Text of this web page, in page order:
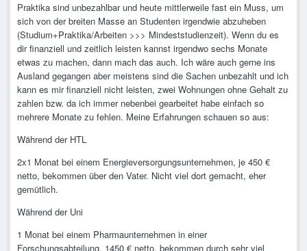
Praktika sind unbezahlbar und heute mittlerweile fast ein Muss, um
sich von der breiten Masse an Studenten irgendwie abzuheben
(Studium+Praktika/Arbeiten >>> Mindeststudienzeit). Wenn du es
dir finanziell und zeitlich leisten kannst irgendwo sechs Monate
etwas zu machen, dann mach das auch. Ich wäre auch gerne ins
Ausland gegangen aber meistens sind die Sachen unbezahlt und ich
kann es mir finanziell nicht leisten, zwei Wohnungen ohne Gehalt zu
zahlen bzw. da ich immer nebenbei gearbeitet habe einfach so
mehrere Monate zu fehlen. Meine Erfahrungen schauen so aus:
Während der HTL
2x1 Monat bei einem Energieversorgungsunternehmen, je 450 €
netto, bekommen über den Vater. Nicht viel dort gemacht, eher
gemütlich.
Während der Uni
1 Monat bei einem Pharmaunternehmen in einer
Forschungsabteilung, 1450 € netto, bekommen durch sehr viel